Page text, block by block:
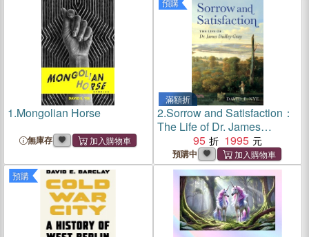
1.Mongolian Horse
無庫存
預購
滿額折
2.Sorrow and Satisfaction：
The Life of Dr. James
Dudley Gray
95 1995
預購中
預購